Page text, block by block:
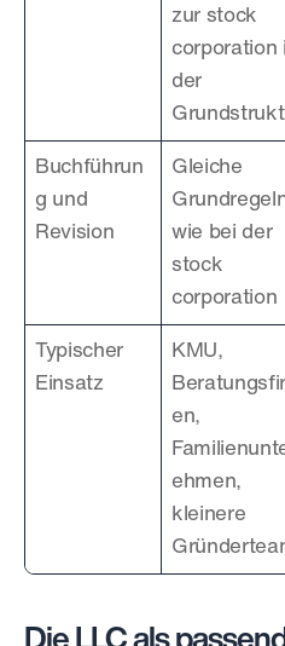
zur stock
corporation
der
Buchführun
g und
Revision
Gleiche
wie bei der
stock
corporation
Typischer
Einsatz
KMU,
en,
ehmen,
kleinere